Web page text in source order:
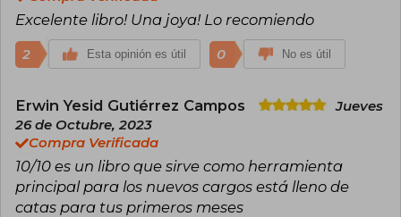
Excelente libro! Una joya! Lo recomiendo
2 Esta opinión es útil 0 No es útil
Erwin Yesid Gutiérrez Campos
Jueves
26 de Octubre, 2023
Compra Verificada
10/10 es un libro que sirve como herramienta
principal para los nuevos cargos está lleno de
catas para tus primeros meses